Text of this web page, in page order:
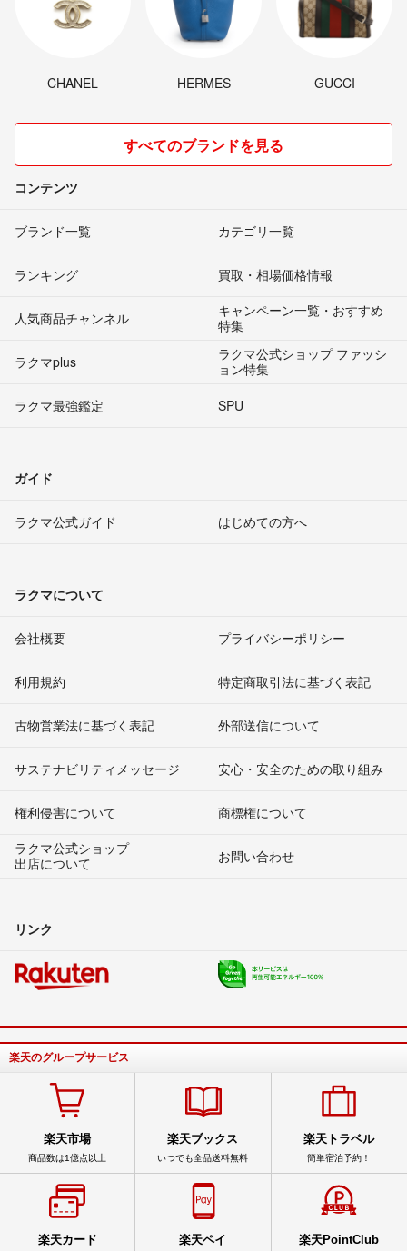
CHANEL HERMES GUCCI
すべてのブランドを見る
コンテンツ
ブランド一覧 カテゴリ一覧
ランキング 買取・相場価格情報
人気商品チャンネル
キャンペーン一覧・おすすめ
特集
ラクマplus
ラクマ公式ショップ ファッシ
ョン特集
ラクマ最強鑑定
SPU
ガイド
ラクマ公式ガイド はじめての方へ
ラクマについて
会社概要 プライバシーポリシー
利用規約 特定商取引法に基づく表記
古物営業法に基づく表記 外部送信について
サステナビリティメッセージ 安心・安全のための取り組み
権利侵害について
商標権について
ラクマ公式ショップ
出店について
お問い合わせ
リンク
楽天のグループサービス
楽天市場
商品数は1億点以上
楽天ブックス
いつでも全品送料無料
楽天トラベル
簡単宿泊予約！
楽天カード 楽天ペイ 楽天PointClub